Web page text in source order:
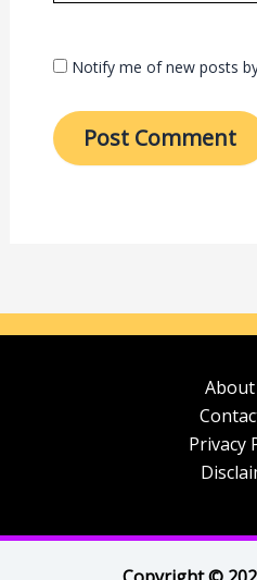
Notify me of new posts
About
Privacy